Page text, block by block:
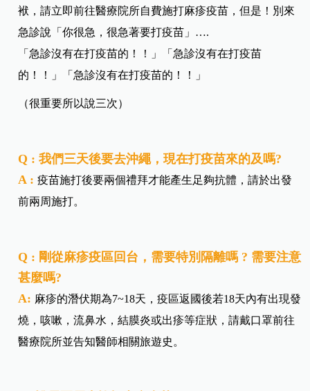
袱，請立即前往醫療院所自費施打麻疹疫苗，但是！別來
急診說「你很急，很急著要打疫苗」….
「急診沒有在打疫苗的！！」「急診沒有在打疫苗
的！！」「急診沒有在打疫苗的！！」
（很重要所以說三次）
Q : 我們三天後要去沖繩，現在打疫苗來的及嗎?
A :疫苗施打後要兩個禮拜才能產生足夠抗體，請於出發
前兩周施打。
Q : 剛從麻疹疫區回台，需要特別隔離嗎 ? 需要注意
甚麼嗎?
A: 麻疹的潛伏期為7~18天，疫區返國後若18天內有出現發
燒，咳嗽，流鼻水，結膜炎或出疹等症狀，請戴口罩前往
醫療院所並告知醫師相關旅遊史。